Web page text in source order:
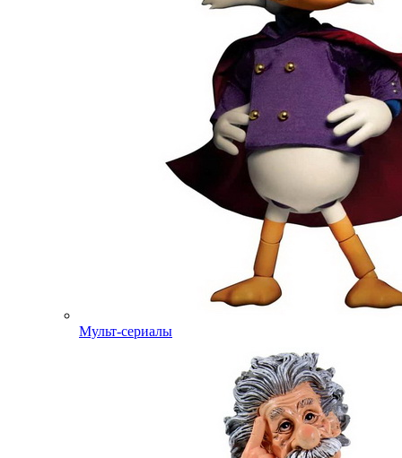
Мульт-сериалы